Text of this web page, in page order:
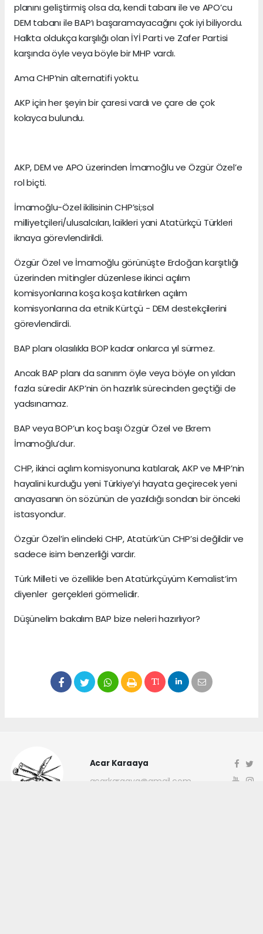
planını geliştirmiş olsa da, kendi tabanı ile ve APO’cu
DEM tabanı ile BAP’ı başaramayacağını çok iyi biliyordu.
Halkta oldukça karşılığı olan İYİ Parti ve Zafer Partisi
karşında öyle veya böyle bir MHP vardı.
Ama CHP’nin alternatifi yoktu.
AKP için her şeyin bir çaresi vardı ve çare de çok
kolayca bulundu.
AKP, DEM ve APO üzerinden İmamoğlu ve Özgür Özel’e
rol biçti.
İmamoğlu-Özel ikilisinin CHP’si;sol
milliyetçileri/ulusalcıları, laikleri yani Atatürkçü Türkleri
iknaya görevlendirildi.
Özgür Özel ve İmamoğlu görünüşte Erdoğan karşıtlığı
üzerinden mitingler düzenlese ikinci açılım
komisyonlarına koşa koşa katılırken açılım
komisyonlarına da etnik Kürtçü - DEM destekçilerini
görevlendirdi.
BAP planı olasılıkla BOP kadar onlarca yıl sürmez.
Ancak BAP planı da sanırım öyle veya böyle on yıldan
fazla süredir AKP’nin ön hazırlık sürecinden geçtiği de
yadsınamaz.
BAP veya BOP’un koç başı Özgür Özel ve Ekrem
İmamoğlu’dur.
CHP, ikinci açılım komisyonuna katılarak, AKP ve MHP’nin
hayalini kurduğu yeni Türkiye’yi hayata geçirecek yeni
anayasanın ön sözünün de yazıldığı sondan bir önceki
istasyondur.
Özgür Özel’in elindeki CHP, Atatürk’ün CHP’si değildir ve
sadece isim benzerliği vardır.
Türk Milleti ve özellikle ben Atatürkçüyüm Kemalist’im
diyenler gerçekleri görmelidir.
Düşünelim bakalım BAP bize neleri hazırlıyor?
Acar Karaaya
acarkaraaya@gmail.com